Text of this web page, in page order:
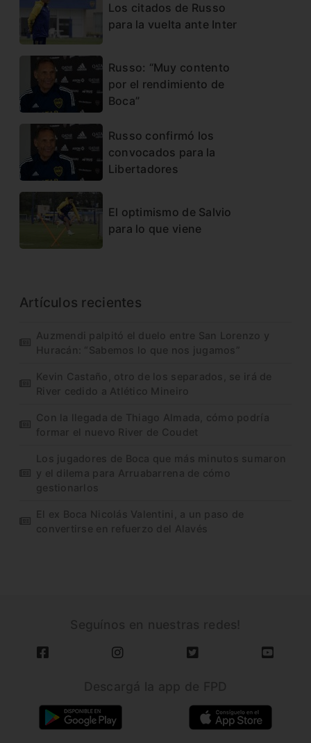
Los citados de Russo
para la vuelta ante Inter
Russo: “Muy contento
por el rendimiento de
Boca”
Russo confirmó los
convocados para la
Libertadores
El optimismo de Salvio
para lo que viene
Artículos recientes
Auzmendi palpitó el duelo entre San Lorenzo y
Huracán: “Sabemos lo que nos jugamos”
Kevin Castaño, otro de los separados, se irá de
River cedido a Atlético Mineiro
Con la llegada de Thiago Almada, cómo podría
formar el nuevo River de Coudet
Los jugadores de Boca que más minutos sumaron
y el dilema para Arruabarrena de cómo
gestionarlos
El ex Boca Nicolás Valentini, a un paso de
convertirse en refuerzo del Alavés